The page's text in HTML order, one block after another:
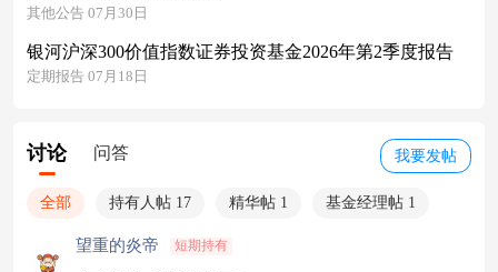
其他公告 07月30日
银河沪深300价值指数证券投资基金2026年第2季度报告
定期报告 07月18日
我要发帖
讨论 问答
全部 持有人帖 17 精华帖 1 基金经理帖 1
望重的炎帝 短期持有